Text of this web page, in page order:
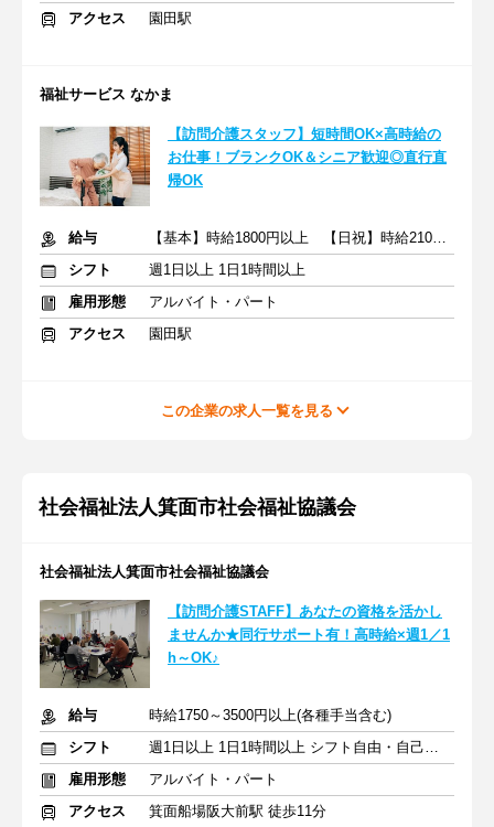
アクセス
園田駅
福祉サービス なかま
【訪問介護スタッフ】短時間OK×高時給の
お仕事！ブランクOK＆シニア歓迎◎直行直
帰OK
給与
【基本】時給1800円以上 【日祝】時給2100円以上
シフト
週1日以上 1日1時間以上
雇用形態
アルバイト・パート
アクセス
園田駅
この企業の求人一覧を見る
社会福祉法人箕面市社会福祉協議会
社会福祉法人箕面市社会福祉協議会
【訪問介護STAFF】あなたの資格を活かし
ませんか★同行サポート有！高時給×週1／1
h～OK♪
給与
時給1750～3500円以上(各種手当含む)
シフト
週1日以上 1日1時間以上 シフト自由・自己申告
雇用形態
アルバイト・パート
アクセス
箕面船場阪大前駅 徒歩11分